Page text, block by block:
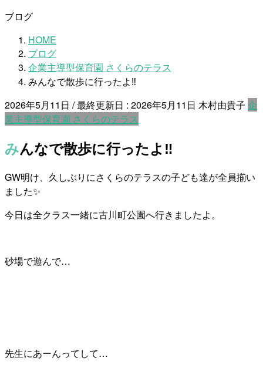
ブログ
HOME
ブログ
企業主導型保育園 さくらのテラス
みんなで散歩に行ったよ‼
2026年5月11日 / 最終更新日 : 2026年5月11日 木村由貴子 企
業主導型保育園 さくらのテラス
みんなで散歩に行ったよ‼
GW明け、久しぶりにさくらのテラスの子ども達が全員揃い
ました✨
今日は全クラス一緒に古川町公園へ行きましたよ。
砂場で遊んで…
先生にあーんってして…